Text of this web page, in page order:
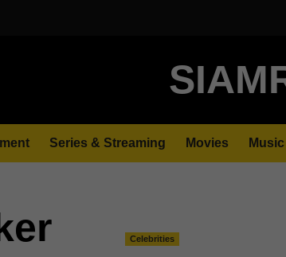
Series & Streaming Movies Music
Celebrities